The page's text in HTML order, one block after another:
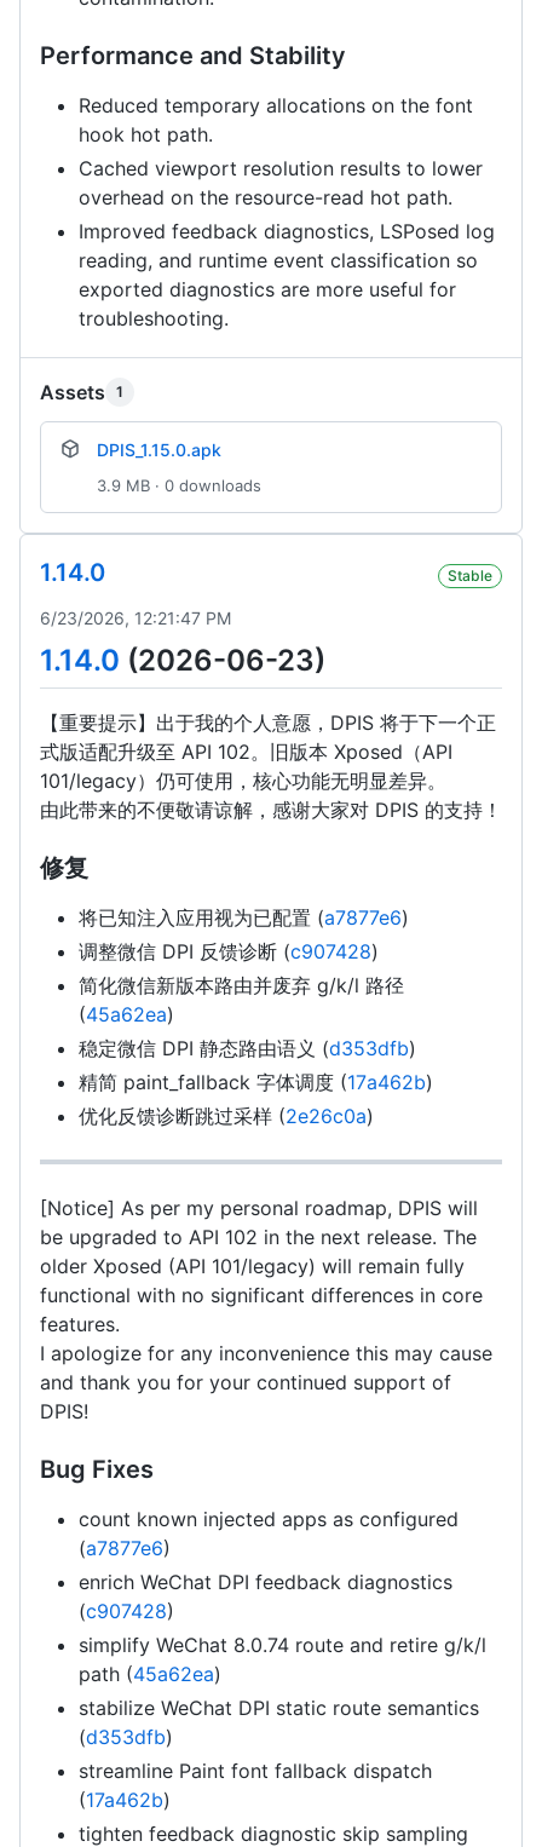
Performance and Stability
Reduced temporary allocations on the font
hook hot path.
Cached viewport resolution results to lower
overhead on the resource-read hot path.
Improved feedback diagnostics, LSPosed log
reading, and runtime event classification so
exported diagnostics are more useful for
troubleshooting.
Assets 1
DPIS_1.15.0.apk
3.9 MB · 0 downloads
1.14.0 Stable
6/23/2026, 12:21:47 PM
1.14.0 (2026-06-23)
【重要提示】出于我的个人意愿，DPIS 将于下一个正
式版适配升级至 API 102。旧版本 Xposed（API
101/legacy）仍可使用，核心功能无明显差异。
由此带来的不便敬请谅解，感谢大家对 DPIS 的支持！
修复
将已知注入应用视为已配置 (a7877e6)
调整微信 DPI 反馈诊断 (c907428)
简化微信新版本路由并废弃 g/k/l 路径
(45a62ea)
稳定微信 DPI 静态路由语义 (d353dfb)
精简 paint_fallback 字体调度 (17a462b)
优化反馈诊断跳过采样 (2e26c0a)
[Notice] As per my personal roadmap, DPIS will
be upgraded to API 102 in the next release. The
older Xposed (API 101/legacy) will remain fully
functional with no significant differences in core
features.
I apologize for any inconvenience this may cause
and thank you for your continued support of
DPIS!
Bug Fixes
count known injected apps as configured
(a7877e6)
enrich WeChat DPI feedback diagnostics
(c907428)
simplify WeChat 8.0.74 route and retire g/k/l
path (45a62ea)
stabilize WeChat DPI static route semantics
(d353dfb)
streamline Paint font fallback dispatch
(17a462b)
tighten feedback diagnostic skip sampling